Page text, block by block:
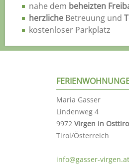
nahe dem beheizten
herzliche Betreuung und
kostenloser Parkplatz
Maria Gasser
Lindenweg 4
9972 Virgen in
Tirol/Österreich
info@gasser-virgen.at